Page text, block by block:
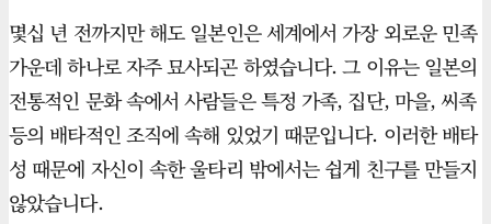
몇십 년 전까지만 해도 일본인은 세계에서 가장 외로운 민족
가운데 하나로 자주 묘사되곤 하였습니다. 그 이유는 일본의
전통적인 문화 속에서 사람들은 특정 가족, 집단, 마을, 씨족
등의 배타적인 조직에 속해 있었기 때문입니다. 이러한 배타
성 때문에 자신이 속한 울타리 밖에서는 쉽게 친구를 만들지
않았습니다.